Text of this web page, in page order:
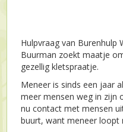
Hulpvraag van Burenhulp
Buurman zoekt maatje
gezellig kletspraatje.
Meneer is sinds een jaar
meer mensen weg in zijn
nu contact met mensen
buurt, want meneer loopt